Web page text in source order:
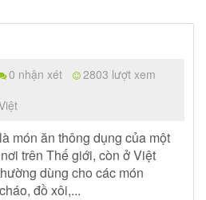
0 nhận xét
2803 lượt xem
món ăn thông dụng của một
trên Thế giới, còn ở Việt
dùng cho các món
đồ xôi,...